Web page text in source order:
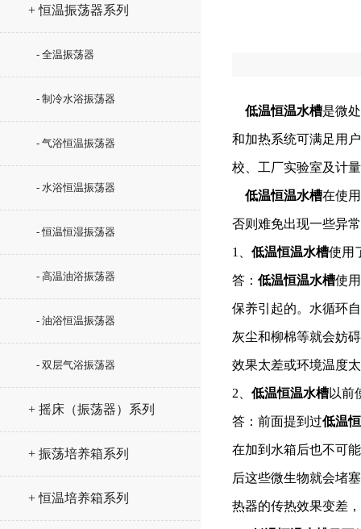
+ 恒温振荡器系列
- 全温振荡器
- 制冷水浴振荡器
- 气浴恒温振荡器
- 水浴恒温振荡器
- 恒温恒湿振荡器
- 高温油浴振荡器
- 油浴恒温振荡器
- 双层气浴振荡器
+ 摇床（振荡器）系列
+ 振荡培养箱系列
+ 恒温培养箱系列
低温恒温水槽是微
和加热系统可满足用
校、工厂实验室及计
低温恒温水槽在使
否则难免出现一些异
1、 低温恒温水槽使用
答： 低温恒温水槽使
保养引起的。水循环
灰尘和柳棉等就会妨
效果太差或环境温度
2、 低温恒温水槽以前
答：前面提到过低温
在加到水箱后也不可
后这些微生物就会堵
热器的传热效果变差